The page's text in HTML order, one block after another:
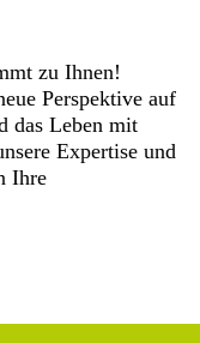
zu Ihnen!
Perspektive auf
das Leben mit
Expertise und
Ihre